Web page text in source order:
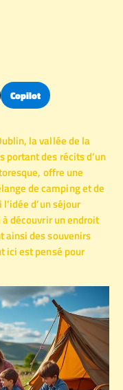
Copilot
la vallée de la
portant des récits d’un
offre une
de camping et de
d’un séjour
découvrir un endroit
ainsi des souvenirs
ici est pensé pour